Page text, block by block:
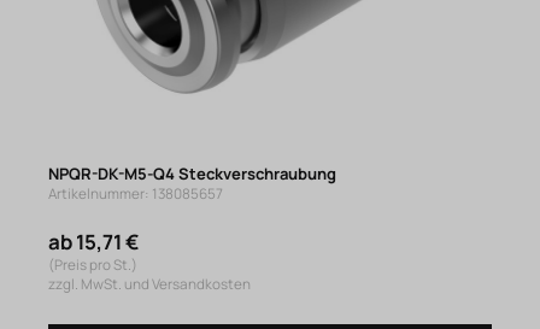
NPQR-DK-M5-Q4 Steckverschraubung
Artikelnummer: 138085657
ab 15,71 €
(Preis pro St.)
zzgl. MwSt. und Versandkosten